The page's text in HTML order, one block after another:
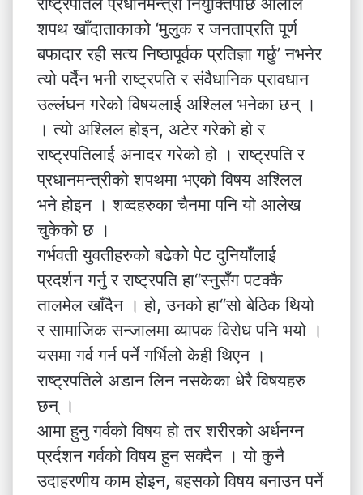
शपथ खाँदाताकाको ‘मुलुक र जनताप्रति पूर्ण
बफादार रही सत्य निष्ठापूर्वक प्रतिज्ञा गर्छु’ नभनेर
त्यो पर्दैन भनी राष्ट्रपति र संवैधानिक प्रावधान
उल्लंघन गरेको विषयलाई अश्लिल भनेका छन् ।
। त्यो अश्लिल होइन, अटेर गरेको हो र
राष्ट्रपतिलाई अनादर गरेको हो । राष्ट्रपति र
प्रधानमन्त्रीको शपथमा भएको विषय अश्लिल
भने होइन । शव्दहरुका चैनमा पनि यो आलेख
चुकेको छ ।
गर्भवती युवतीहरुको बढेको पेट दुनियाँलाई
प्रदर्शन गर्नु र राष्ट्रपति हा“स्नुसँग पटक्कै
तालमेल खाँदैन । हो, उनको हा“सो बेठिक थियो
र सामाजिक सन्जालमा व्यापक विरोध पनि भयो ।
यसमा गर्व गर्न पर्ने गर्भिलो केही थिएन ।
राष्ट्रपतिले अडान लिन नसकेका धेरै विषयहरु
छन् ।
आमा हुनु गर्वको विषय हो तर शरीरको अर्धनग्न
प्रर्दशन गर्वको विषय हुन सक्दैन । यो कुनै
उदाहरणीय काम होइन, बहसको विषय बनाउन पर्ने